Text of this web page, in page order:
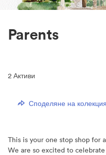
Parents
2 Активи
Споделяне на колекция
This is your one stop shop for
We are so excited to